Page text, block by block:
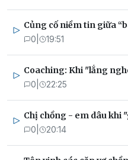
Củng cố niềm tin giữa
0 19:51
Coaching: Khi "lắng
0 22:25
Chị chồng - em dâu khi
0 20:14